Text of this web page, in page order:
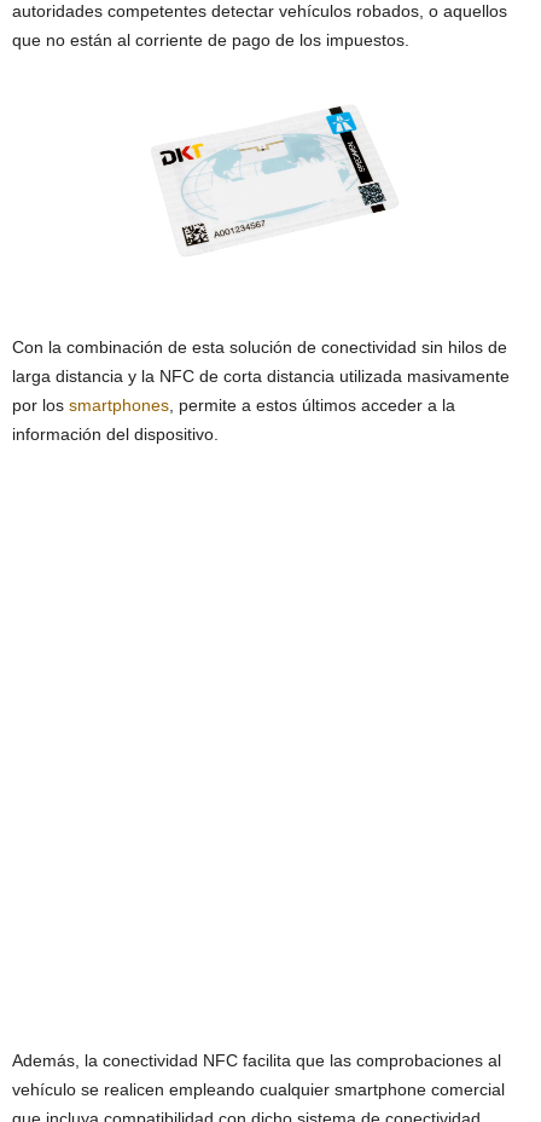
autoridades competentes detectar vehículos robados, o aquellos
que no están al corriente de pago de los impuestos.
Con la combinación de esta solución de conectividad sin hilos de
larga distancia y la NFC de corta distancia utilizada masivamente
por los smartphones , permite a estos últimos acceder a la
información del dispositivo.
Además, la conectividad NFC facilita que las comprobaciones al
vehículo se realicen empleando cualquier smartphone comercial